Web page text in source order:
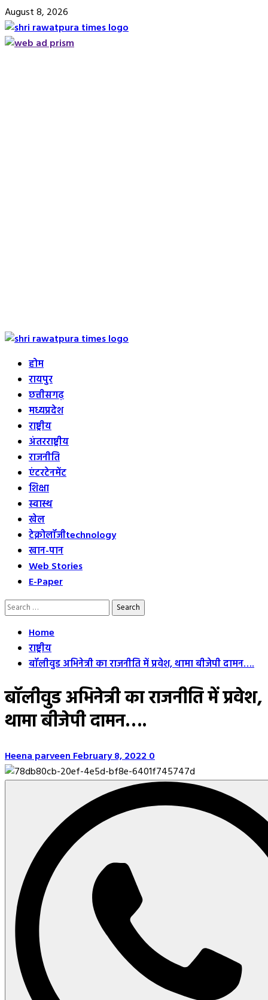
Skip
to
content
August 8, 2026
Primary
होम
रायपुर
छत्तीसगढ़
मध्यप्रदेश
राष्ट्रीय
अंतरराष्ट्रीय
राजनीति
एंटरटेनमेंट
शिक्षा
स्वास्थ
खेल
टेक्नोलॉजीtechnology
खान-पान
Web Stories
E-Paper
Search
Home
राष्ट्रीय
बॉलीवुड अभिनेत्री का राजनीति में प्रवेश, थामा बीजेपी दामन….
बॉलीवुड अभिनेत्री का राजनीति में प्रवेश,
थामा बीजेपी दामन….
Heena parveenFebruary 8, 20220